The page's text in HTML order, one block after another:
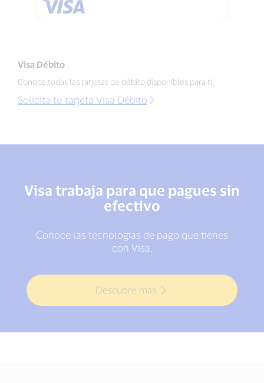
Visa Débito
Conoce todas las tarjetas de débito disponibles para tí.
Solicita tu tarjeta Visa Débito
Visa trabaja para que pagues sin
efectivo
Conoce las tecnologías de pago que tienes
con Visa.
Descubre más